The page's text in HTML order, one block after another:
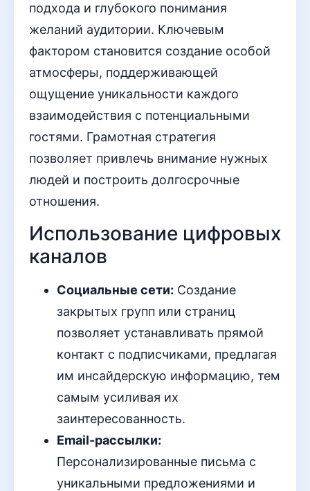
подхода и глубокого понимания
желаний аудитории. Ключевым
фактором становится создание особой
атмосферы, поддерживающей
ощущение уникальности каждого
взаимодействия с потенциальными
гостями. Грамотная стратегия
позволяет привлечь внимание нужных
людей и построить долгосрочные
отношения.
Использование цифровых
каналов
Социальные сети: Создание
закрытых групп или страниц
позволяет устанавливать прямой
контакт с подписчиками, предлагая
им инсайдерскую информацию, тем
самым усиливая их
заинтересованность.
Email-рассылки:
Персонализированные письма с
уникальными предложениями и